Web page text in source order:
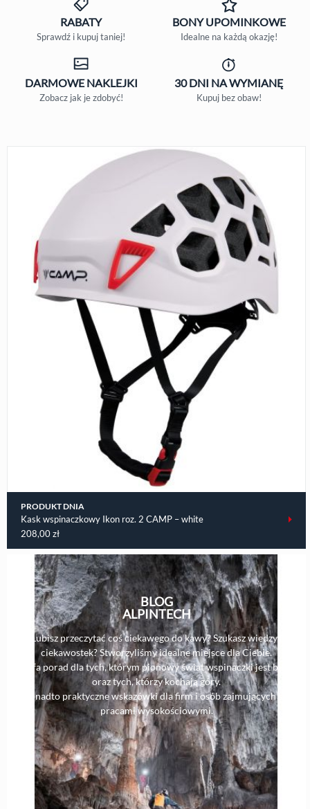
RABATY
Sprawdź i kupuj taniej!
BONYUPOMINKOWE
Idealne na każdą okazję!
DARMOWENAKLEJKI
Zobacz jak je zdobyć!
30 DNI NA WYMIANĘ
Kupuj bez obaw!
PRODUKT DNIA
Kask wspinaczkowy Ikon roz. 2 CAMP – white
208,00zł
BLOG
ALPINTECH
Lubisz przeczytać coś ciekawego do kawy? Szukasz wiedzy i
ciekawostek? Stworzyliśmy idealne miejsce dla Ciebie.
Strefa porad dla tych, którym pionowy świat wspinaczki jest bliski,
oraz tych, którzy kochają góry.
Ponadto praktyczne wskazówki dla firm i osób zajmujących się
pracami wysokościowymi.